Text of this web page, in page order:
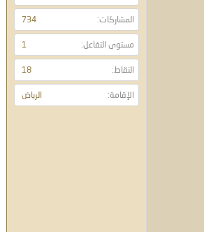
المشاركات 734
مستوى التفاعل 1
النقاط 18
الإقامة الرياض